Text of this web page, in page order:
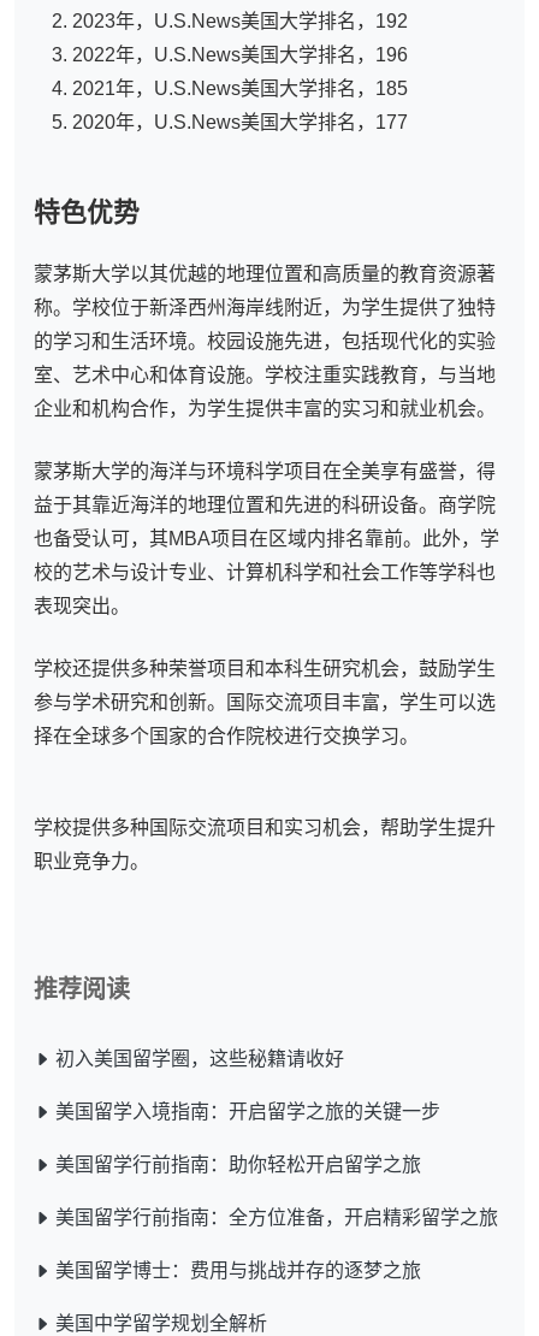
2023年，U.S.News美国大学排名，192
2022年，U.S.News美国大学排名，196
2021年，U.S.News美国大学排名，185
2020年，U.S.News美国大学排名，177
特色优势
蒙茅斯大学以其优越的地理位置和高质量的教育资源著
称。学校位于新泽西州海岸线附近，为学生提供了独特
的学习和生活环境。校园设施先进，包括现代化的实验
室、艺术中心和体育设施。学校注重实践教育，与当地
企业和机构合作，为学生提供丰富的实习和就业机会。
蒙茅斯大学的海洋与环境科学项目在全美享有盛誉，得
益于其靠近海洋的地理位置和先进的科研设备。商学院
也备受认可，其MBA项目在区域内排名靠前。此外，学
校的艺术与设计专业、计算机科学和社会工作等学科也
表现突出。
学校还提供多种荣誉项目和本科生研究机会，鼓励学生
参与学术研究和创新。国际交流项目丰富，学生可以选
择在全球多个国家的合作院校进行交换学习。
学校提供多种国际交流项目和实习机会，帮助学生提升
职业竞争力。
推荐阅读
初入美国留学圈，这些秘籍请收好
美国留学入境指南：开启留学之旅的关键一步
美国留学行前指南：助你轻松开启留学之旅
美国留学行前指南：全方位准备，开启精彩留学之旅
美国留学博士：费用与挑战并存的逐梦之旅
美国中学留学规划全解析